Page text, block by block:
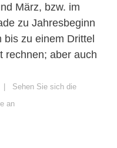
März, bzw. im
zu Jahresbeginn
bis zu einem Drittel
rechnen; aber auch
| Sehen Sie sich die
an